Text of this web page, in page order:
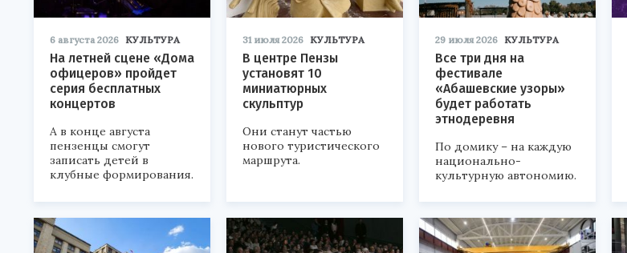
6 августа 2026 КУЛЬТУРА
На летней сцене «Дома
офицеров» пройдет
серия бесплатных
концертов
А в конце августа
пензенцы смогут
записать детей в
клубные формирования.
31 июля 2026 КУЛЬТУРА
В центре Пензы
установят 10
миниатюрных
скульптур
Они станут частью
нового туристического
маршрута.
29 июля 2026 КУЛЬТУРА
Все три дня на
фестивале
«Абашевские узоры»
будет работать
этнодеревня
По домику – на каждую
национально-
культурную автономию.